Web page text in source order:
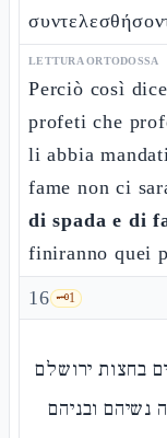
LETTURA ORTODOSSA
Perciò così
profeti che
li abbia
fame non ci
di spada e di
finiranno quei
16 🗝️1
בחצות ירושלם
נשיהם ובניהם